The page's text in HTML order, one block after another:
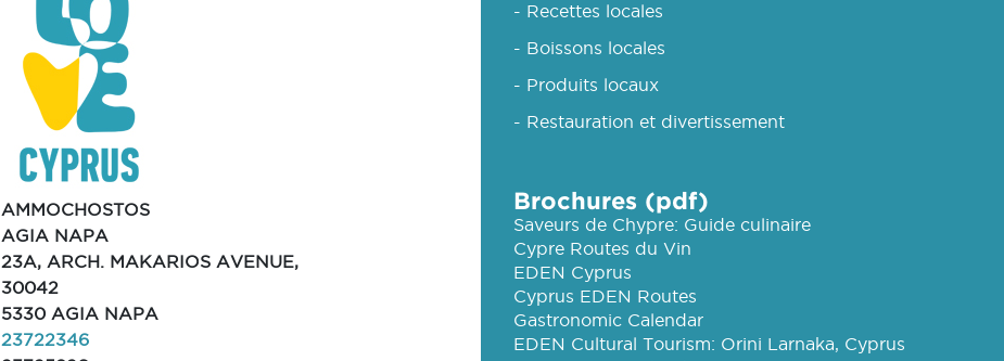
AMMOCHOSTOS
AGIA NAPA
23A, ARCH. MAKARIOS AVENUE,
30042
5330 AGIA NAPA
23722346
- Recettes locales
- Boissons locales
- Produits locaux
- Restauration et divertissement
Brochures (pdf)
Saveurs de Chypre: Guide culinaire
Cypre Routes du Vin
EDEN Cyprus
Cyprus EDEN Routes
Gastronomic Calendar
EDEN Cultural Tourism: Orini Larnaka, Cyprus